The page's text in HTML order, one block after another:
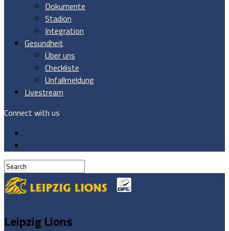
Dokumente
Stadion
Integration
Gesundheit
Über uns
Checkliste
Unfallmeldung
Livestream
Connect with us
Leipzig Lions